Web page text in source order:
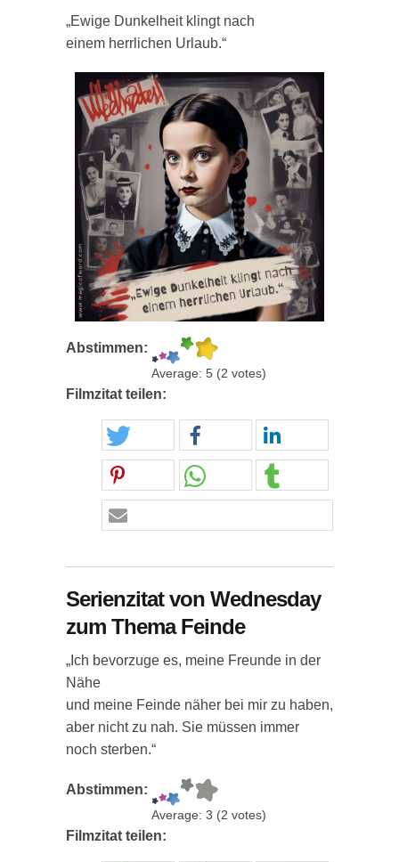
„Ewige Dunkelheit klingt nach
einem herrlichen Urlaub.“
Abstimmen:
Average: 5 (2 votes)
Filmzitat teilen:
Serienzitat von Wednesday
zum Thema Feinde
„Ich bevorzuge es, meine Freunde in der
Nähe
und meine Feinde näher bei mir zu haben,
aber nicht zu nah. Sie müssen immer
noch sterben.“
Abstimmen:
Average: 3 (2 votes)
Filmzitat teilen: